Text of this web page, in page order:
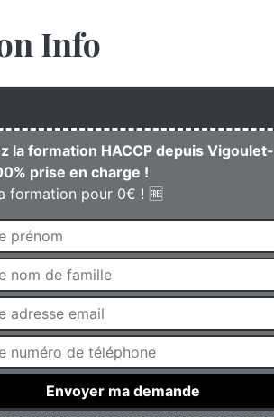
Info
la formation HACCP depuis Vigoulet-
prise en charge !
formation pour 0€ ! 🆓